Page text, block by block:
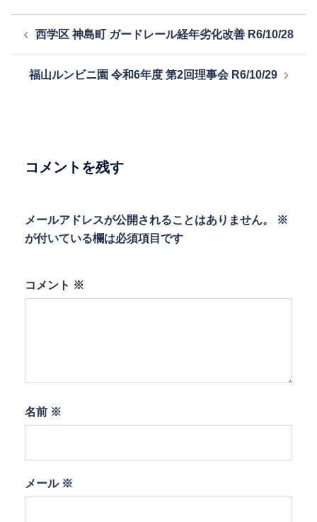
稿
ョ
西学区 神島町 ガードレール経年劣化改善 R6/10/28
福山ルンビニ園 令和6年度 第2回理事会 R6/10/29
コメントを残す
メールアドレスが公開されることはありません。
※
が付いている欄は必須項目です
コメント ※
名前 ※
メール ※